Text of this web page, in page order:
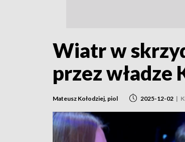
Wiatr w
przez władze
Mateusz Kołodziej, piol 2025-12-02 |